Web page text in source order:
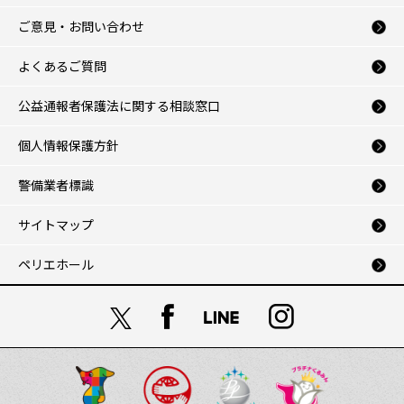
ご意見・お問い合わせ
よくあるご質問
公益通報者保護法に関する相談窓口
個人情報保護方針
警備業者標識
サイトマップ
ペリエホール